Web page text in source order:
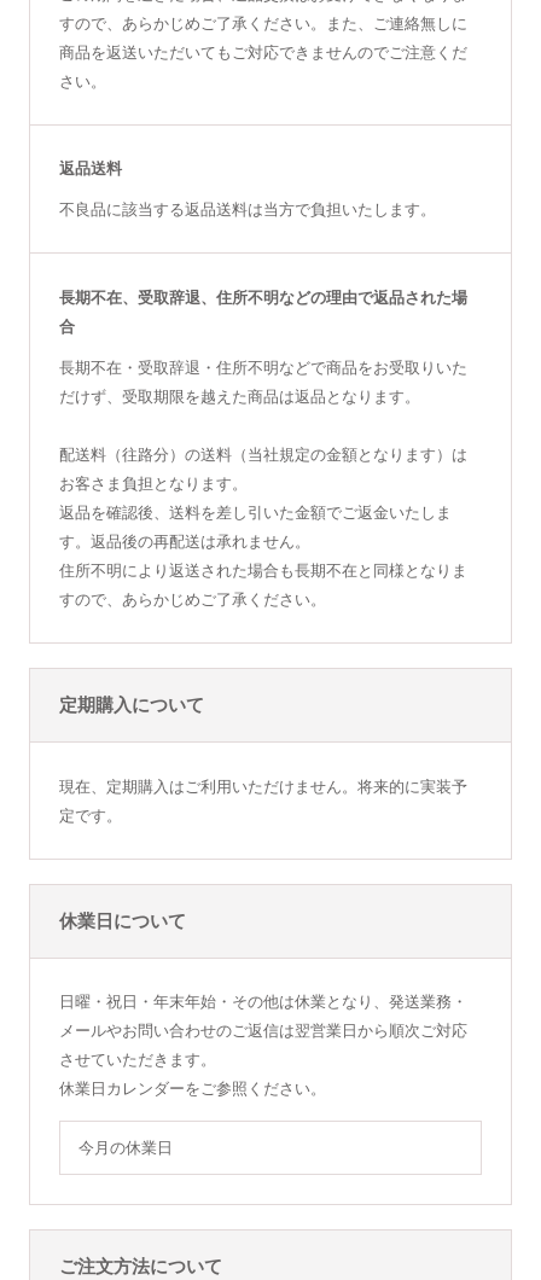
すので、あらかじめご了承ください。また、ご連絡無しに
商品を返送いただいてもご対応できませんのでご注意くだ
さい。
返品送料
不良品に該当する返品送料は当方で負担いたします。
長期不在、受取辞退、住所不明などの理由で返品された場
合
長期不在・受取辞退・住所不明などで商品をお受取りいた
だけず、受取期限を越えた商品は返品となります。
配送料（往路分）の送料（当社規定の金額となります）は
お客さま負担となります。
返品を確認後、送料を差し引いた金額でご返金いたしま
す。返品後の再配送は承れません。
住所不明により返送された場合も長期不在と同様となりま
すので、あらかじめご了承ください。
定期購入について
現在、定期購入はご利用いただけません。将来的に実装予
定です。
休業日について
日曜・祝日・年末年始・その他は休業となり、発送業務・
メールやお問い合わせのご返信は翌営業日から順次ご対応
させていただきます。
休業日カレンダーをご参照ください。
今月の休業日
ご注文方法について